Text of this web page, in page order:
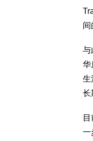
间
与
华
生
长
一